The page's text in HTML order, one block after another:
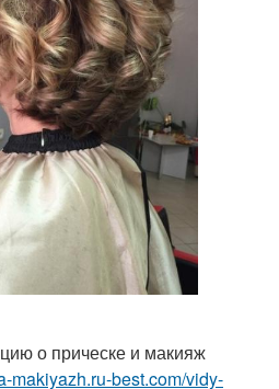
о прическе и макияж
makiyazh.ru-best.com/vidy-